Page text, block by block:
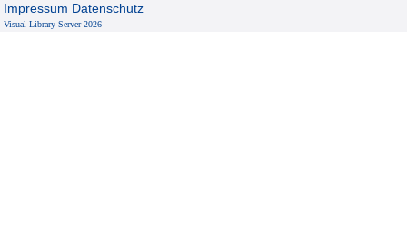
Impressum Datenschutz
Visual Library Server 2026